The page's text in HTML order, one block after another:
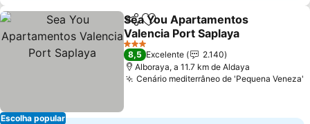
Escolha popular
PartilharAdicionar aos favoritos
Sea You Apartamentos
Valencia Port Saplaya
Ver preços
3 Estrelas
8,5 Excelente
2.140
Alboraya, a 11.7 km de Aldaya
Cenário mediterrâneo de 'Pequena Veneza'